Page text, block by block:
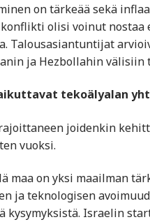
on tärkeää sekä
olisi voinut nostaa
Talousasiantuntijat
ja Hezbollahin välisiin
tekoälyalan
joidenkin
vuoksi.
on yksi maailman
ja teknologisen
kysymyksistä. Israelin